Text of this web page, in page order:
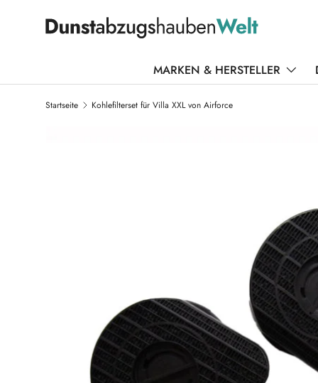
DIREKT ZUM INHALT
MARKEN & HERSTELLER
Startseite Kohlefilterset für Villa XXL von Airforce